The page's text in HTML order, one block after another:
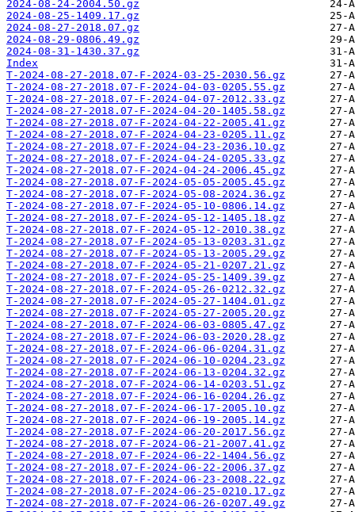
2024-08-24-2004.50.gz
2024-08-25-1409.17.gz
2024-08-27-2018.07.gz
2024-08-29-0806.49.gz
2024-08-31-1430.37.gz
Index
T-2024-08-27-2018.07-F-2024-03-25-2030.56.gz
T-2024-08-27-2018.07-F-2024-04-03-0205.55.gz
T-2024-08-27-2018.07-F-2024-04-07-2012.33.gz
T-2024-08-27-2018.07-F-2024-04-20-1405.58.gz
T-2024-08-27-2018.07-F-2024-04-22-2005.41.gz
T-2024-08-27-2018.07-F-2024-04-23-0205.11.gz
T-2024-08-27-2018.07-F-2024-04-23-2036.10.gz
T-2024-08-27-2018.07-F-2024-04-24-0205.33.gz
T-2024-08-27-2018.07-F-2024-04-24-2006.45.gz
T-2024-08-27-2018.07-F-2024-05-05-2005.45.gz
T-2024-08-27-2018.07-F-2024-05-08-2024.36.gz
T-2024-08-27-2018.07-F-2024-05-10-0806.14.gz
T-2024-08-27-2018.07-F-2024-05-12-1405.18.gz
T-2024-08-27-2018.07-F-2024-05-12-2010.38.gz
T-2024-08-27-2018.07-F-2024-05-13-0203.31.gz
T-2024-08-27-2018.07-F-2024-05-13-2005.29.gz
T-2024-08-27-2018.07-F-2024-05-21-0207.21.gz
T-2024-08-27-2018.07-F-2024-05-25-1409.39.gz
T-2024-08-27-2018.07-F-2024-05-26-0212.32.gz
T-2024-08-27-2018.07-F-2024-05-27-1404.01.gz
T-2024-08-27-2018.07-F-2024-05-27-2005.20.gz
T-2024-08-27-2018.07-F-2024-06-03-0805.47.gz
T-2024-08-27-2018.07-F-2024-06-03-2020.28.gz
T-2024-08-27-2018.07-F-2024-06-06-0204.31.gz
T-2024-08-27-2018.07-F-2024-06-10-0204.23.gz
T-2024-08-27-2018.07-F-2024-06-13-0204.32.gz
T-2024-08-27-2018.07-F-2024-06-14-0203.51.gz
T-2024-08-27-2018.07-F-2024-06-16-0204.26.gz
T-2024-08-27-2018.07-F-2024-06-17-2005.10.gz
T-2024-08-27-2018.07-F-2024-06-19-2005.14.gz
T-2024-08-27-2018.07-F-2024-06-20-2017.56.gz
T-2024-08-27-2018.07-F-2024-06-21-2007.41.gz
T-2024-08-27-2018.07-F-2024-06-22-1404.56.gz
T-2024-08-27-2018.07-F-2024-06-22-2006.37.gz
T-2024-08-27-2018.07-F-2024-06-23-2008.22.gz
T-2024-08-27-2018.07-F-2024-06-25-0210.17.gz
T-2024-08-27-2018.07-F-2024-06-26-0207.49.gz